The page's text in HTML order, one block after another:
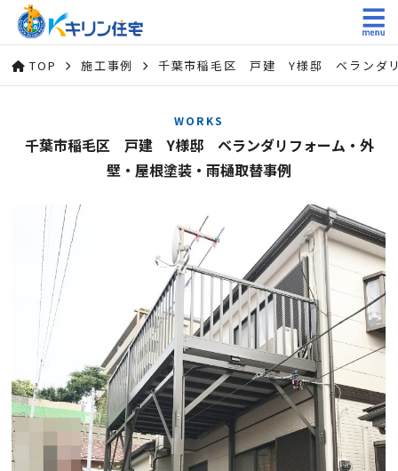
TOP 施工事例 千葉市稲毛区 戸建 Y様邸 ベランダリ
WORKS
千葉市稲毛区 戸建 Y様邸 ベランダリフォーム・外
壁・屋根塗装・雨樋取替事例